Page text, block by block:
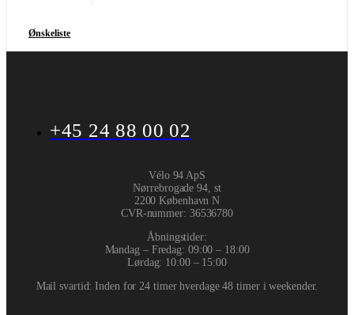
Ønskeliste
+45 24 88 00 02
Vélo 94 ApS
Nørrebrogade 94, st
2200 København N
CVR-nummer: 36536780
Åbningstider:
Mandag – Fredag: 09:00 – 18:00
Lørdag: 10:00 – 15:00
Mail svartid: Inden for 24 timer hverdage 48 timer i weekender.